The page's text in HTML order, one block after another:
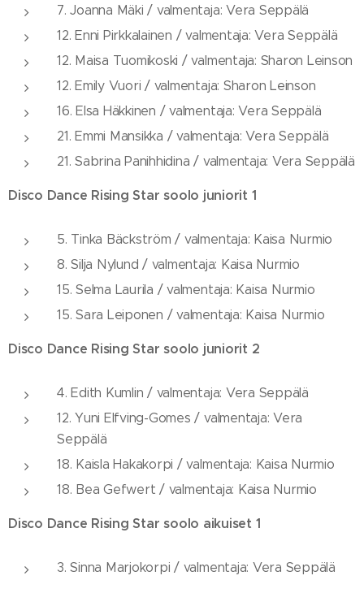
7. Joanna Mäki / valmentaja: Vera Seppälä
12. Enni Pirkkalainen / valmentaja: Vera Seppälä
12. Maisa Tuomikoski / valmentaja: Sharon Leinson
12. Emily Vuori / valmentaja: Sharon Leinson
16. Elsa Häkkinen / valmentaja: Vera Seppälä
21. Emmi Mansikka / valmentaja: Vera Seppälä
21. Sabrina Panihhidina / valmentaja: Vera Seppälä
Disco Dance Rising Star soolo juniorit 1
5. Tinka Bäckström / valmentaja: Kaisa Nurmio
8. Silja Nylund / valmentaja: Kaisa Nurmio
15. Selma Laurila / valmentaja: Kaisa Nurmio
15. Sara Leiponen / valmentaja: Kaisa Nurmio
Disco Dance Rising Star soolo juniorit 2
4. Edith Kumlin / valmentaja: Vera Seppälä
12. Yuni Elfving-Gomes / valmentaja: Vera
Seppälä
18. Kaisla Hakakorpi / valmentaja: Kaisa Nurmio
18. Bea Gefwert / valmentaja: Kaisa Nurmio
Disco Dance Rising Star soolo aikuiset 1
3. Sinna Marjokorpi / valmentaja: Vera Seppälä